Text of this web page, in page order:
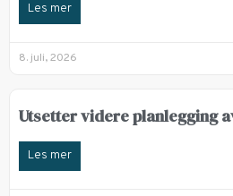
Les mer
8. juli, 2026
Utsetter videre planlegging
Les mer